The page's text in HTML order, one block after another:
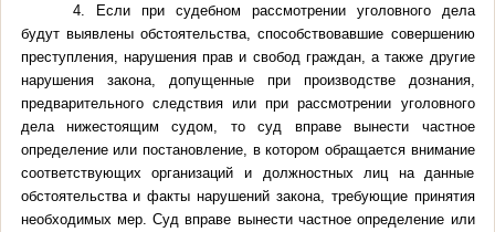
4. Если при судебном рассмотрении уголовного дела
будут выявлены обстоятельства, способствовавшие совершению
преступления, нарушения прав и свобод граждан, а также другие
нарушения закона, допущенные при производстве дознания,
предварительного следствия или при рассмотрении уголовного
дела нижестоящим судом, то суд вправе вынести частное
определение или постановление, в котором обращается внимание
соответствующих организаций и должностных лиц на данные
обстоятельства и факты нарушений закона, требующие принятия
необходимых мер. Суд вправе вынести частное определение или